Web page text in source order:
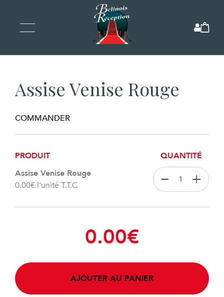
Assise Venise Rouge
COMMANDER
PRODUIT
QUANTITÉ
Assise Venise Rouge
0.00€ l'unité T.T.C
0.00€
AJOUTER AU PANIER